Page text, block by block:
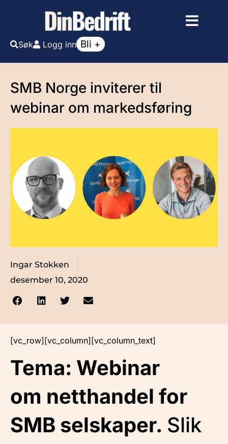
Søk Logg inn Bli +
SMB Norge inviterer til
webinar om markedsføring
Ingar Stokken
desember 10, 2020
[vc_row][vc_column][vc_column_text]
Tema: Webinar
om netthandel for
SMB selskaper. Slik